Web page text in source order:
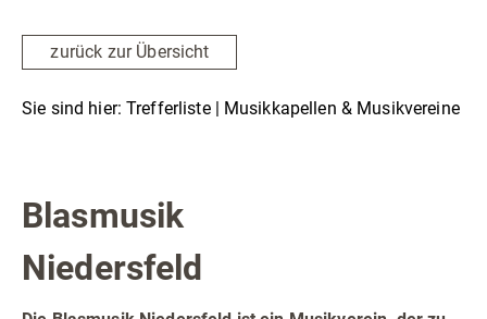
Vor Ort & Aktuelles
Veranstaltungen
Wandern
zurück zur Übersicht
Sie sind hier: Trefferliste | Musikkapellen & Musikvereine
Blasmusik
Niedersfeld